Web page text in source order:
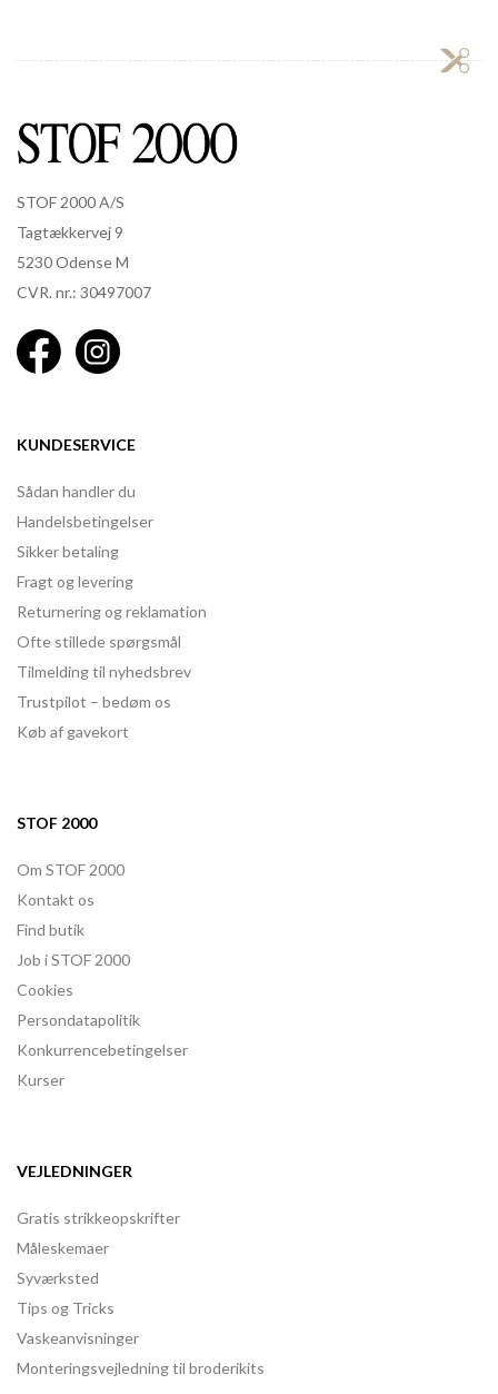
STOF 2000 A/S
Tagtækkervej 9
5230 Odense M
CVR. nr.: 30497007
KUNDESERVICE
Sådan handler du
Handelsbetingelser
Sikker betaling
Fragt og levering
Returnering og reklamation
Ofte stillede spørgsmål
Tilmelding til nyhedsbrev
Trustpilot – bedøm os
Køb af gavekort
STOF 2000
Om STOF 2000
Kontakt os
Find butik
Job i STOF 2000
Cookies
Persondatapolitik
Konkurrencebetingelser
Kurser
VEJLEDNINGER
Gratis strikkeopskrifter
Måleskemaer
Syværksted
Tips og Tricks
Vaskeanvisninger
Monteringsvejledning til broderikits